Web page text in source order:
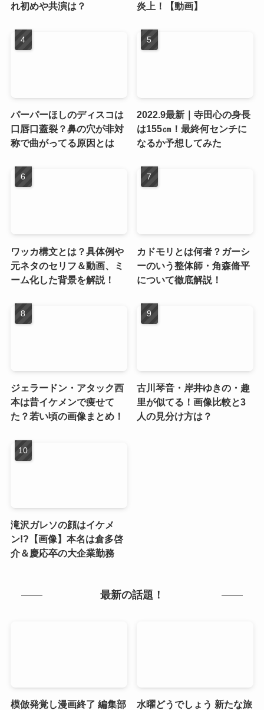
れ初めや共演は？
炎上！【動画】
パーパーほしのディスコは
口唇口蓋裂？鼻の穴が非対
称で曲がってる原因とは
2022.9最新｜寺田心の身長
は155㎝！最終何センチに
なるか予想してみた
ワッカ構文とは？具体例や
元ネタのセリフ＆動画、ミ
ーム化した背景を解説！
カドモリとは何者？ガーシ
ーのいう整体師・角森脩平
について徹底解説！
ジェラードン・アタック西
本は昔イケメンで痩せて
た？若い頃の画像まとめ！
古川琴音・岸井ゆきの・趣
里が似てる！画像比較と3
人の見分け方は？
滝沢ガレソの顔はイケメ
ン!?【画像】本名は倉多啓
介＆慶応卒の大企業勤務
最新の話題！
模倣発覚し漫画終了 編集部
水曜どうでしょう 新たな旅